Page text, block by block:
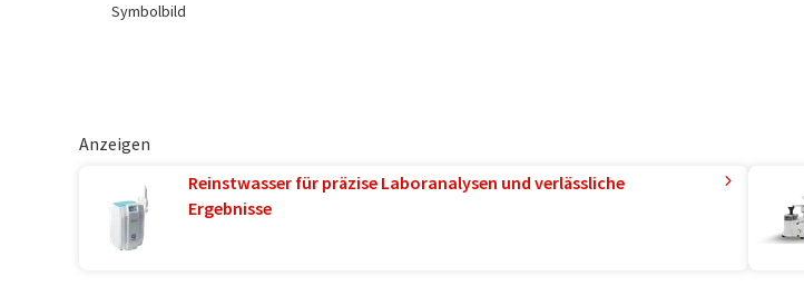
Symbolbild
Anzeigen
Reinstwasser für präzise Laboranalysen und verlässliche
Ergebnisse